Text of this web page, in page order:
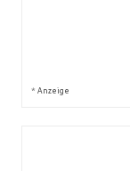
* Anzeige